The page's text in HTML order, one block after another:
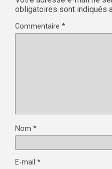
obligatoires sont indiqués
Commentaire *
Nom *
E-mail *